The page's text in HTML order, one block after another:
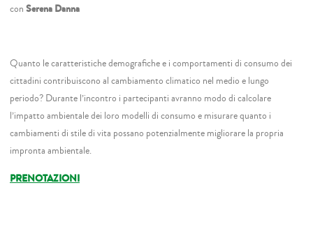
conSerena Danna
Quanto le caratteristiche demografiche e i comportamenti di consumo dei
cittadini contribuiscono al cambiamento climatico nel medio e lungo
periodo? Durante l’incontro i partecipanti avranno modo di calcolare
l’impatto ambientale dei loro modelli di consumo e misurare quanto i
cambiamenti di stile di vita possano potenzialmente migliorare la propria
impronta ambientale.
PRENOTAZIONI